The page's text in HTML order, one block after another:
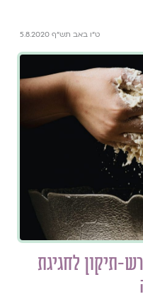
ט"ו באב תש"ף 5.8.2020
תיקון לחגיגת